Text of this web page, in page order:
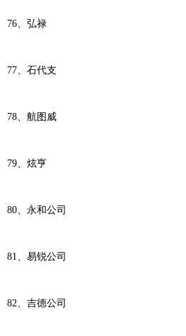
76、弘禄
77、石代支
78、航图威
79、炫亨
80、永和公司
81、易锐公司
82、吉德公司